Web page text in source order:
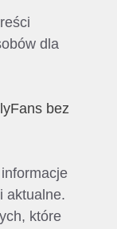
dla
bez
aktualne.
które